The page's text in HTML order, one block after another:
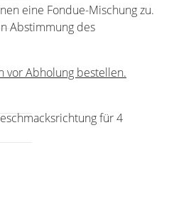
eine Fondue-Mischung zu.
Abstimmung des
vor Abholung bestellen.
für 4